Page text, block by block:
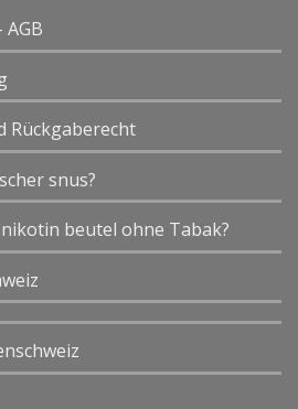
Rückgaberecht
snus?
beutel ohne Tabak?